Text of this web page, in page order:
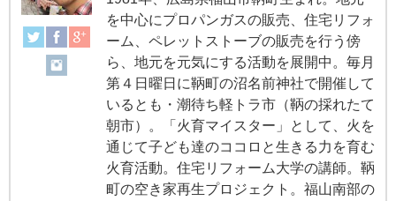
を中心にプロパンガスの販売、住宅リフォ
ーム、ペレットストーブの販売を行う傍
ら、地元を元気にする活動を展開中。毎月
第４日曜日に鞆町の沼名前神社で開催して
いるとも・潮待ち軽トラ市（鞆の採れたて
朝市）。「火育マイスター」として、火を
通じて子ども達のココロと生きる力を育む
火育活動。住宅リフォーム大学の講師。鞆
町の空き家再生プロジェクト。福山南部の